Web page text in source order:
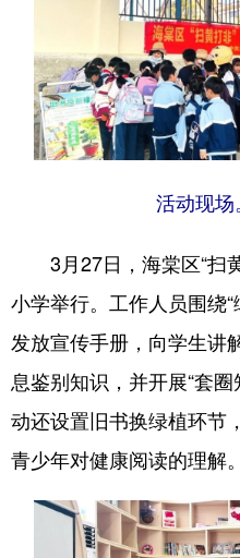
活动现
3月27日，海棠区“扫
小学举行。工作人员围绕
发放宣传手册，向学生讲
息鉴别知识，并开展“套
动还设置旧书换绿植环节
青少年对健康阅读的理解。